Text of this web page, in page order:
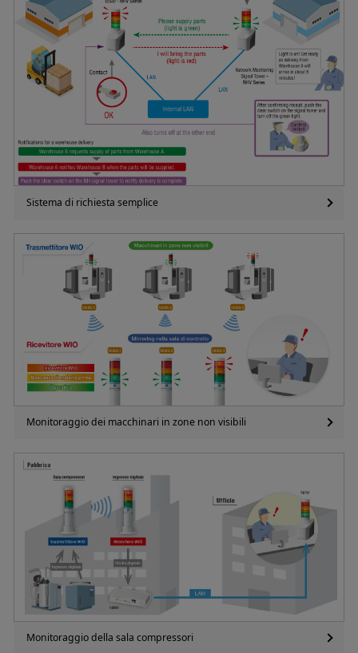
Sistema di richiesta semplice
Monitoraggio dei macchinari in zone non visibili
Monitoraggio della sala compressori